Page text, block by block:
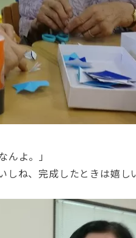
んよ。」
しね、完成したときは嬉し